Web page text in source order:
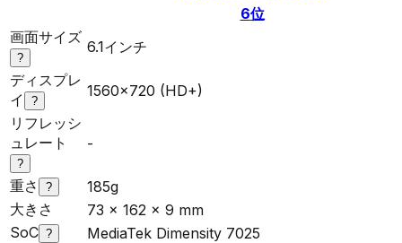
6位
画面サイズ
?
6.1インチ
ディスプレ
イ
?
1560×720 (HD+)
リフレッシ
ュレート
?
-
重さ ?
185g
大きさ
73 x 162 x 9 mm
SoC ?
MediaTek Dimensity 7025